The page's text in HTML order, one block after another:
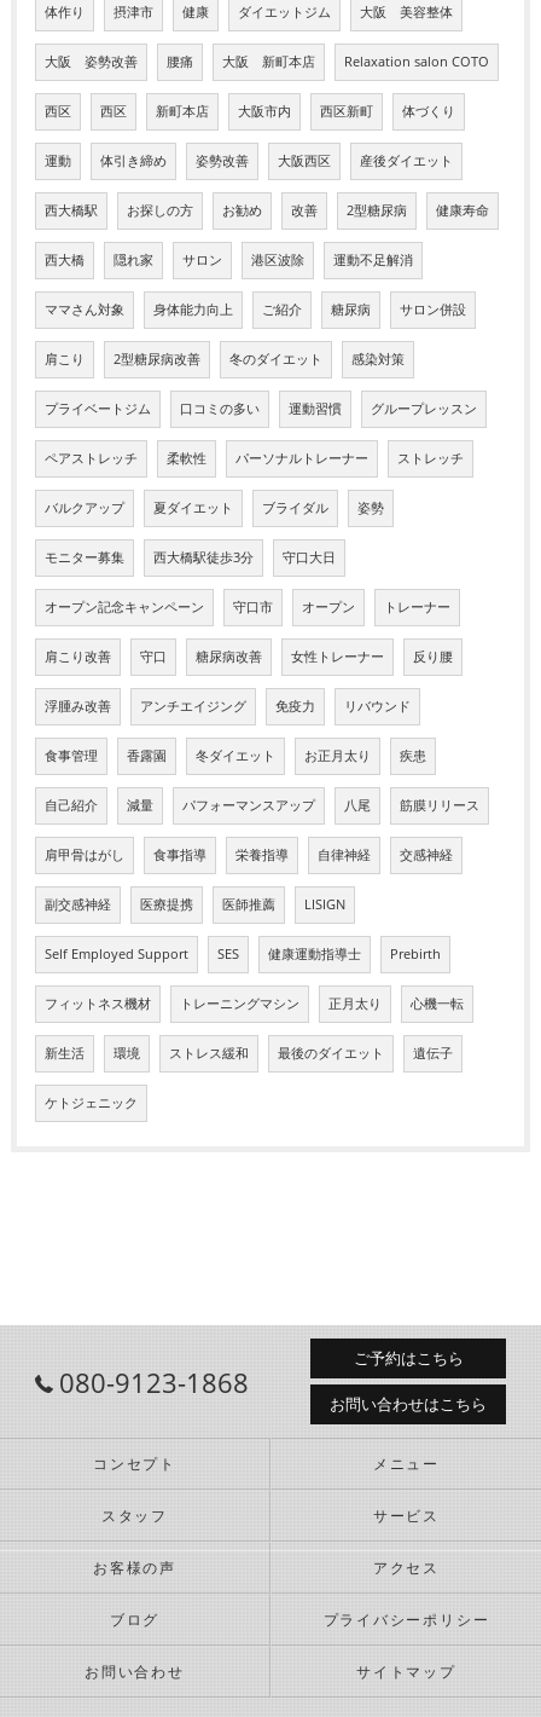
体作り 摂津市 健康 ダイエットジム 大阪 美容整体
大阪 姿勢改善 腰痛 大阪 新町本店 Relaxation salon COTO
西区 西区 新町本店 大阪市内 西区新町 体づくり
運動 体引き締め 姿勢改善 大阪西区 産後ダイエット
西大橋駅 お探しの方 お勧め 改善 2型糖尿病 健康寿命
西大橋 隠れ家 サロン 港区波除 運動不足解消
ママさん対象 身体能力向上 ご紹介 糖尿病 サロン併設
肩こり 2型糖尿病改善 冬のダイエット 感染対策
プライベートジム 口コミの多い 運動習慣 グループレッスン
ペアストレッチ 柔軟性 パーソナルトレーナー ストレッチ
バルクアップ 夏ダイエット ブライダル 姿勢
モニター募集 西大橋駅徒歩3分 守口大日
オープン記念キャンペーン 守口市 オープン トレーナー
肩こり改善 守口 糖尿病改善 女性トレーナー 反り腰
浮腫み改善 アンチエイジング 免疫力 リバウンド
食事管理 香露園 冬ダイエット お正月太り 疾患
自己紹介 減量 パフォーマンスアップ 八尾 筋膜リリース
肩甲骨はがし 食事指導 栄養指導 自律神経 交感神経
副交感神経 医療提携 医師推薦 LISIGN
Self Employed Support SES 健康運動指導士 Prebirth
フィットネス機材 トレーニングマシン 正月太り 心機一転
新生活 環境 ストレス緩和 最後のダイエット 遺伝子
ケトジェニック
080-9123-1868
ご予約はこちら
お問い合わせはこちら
コンセプト メニュー
スタッフ サービス
お客様の声 アクセス
ブログ プライバシーポリシー
お問い合わせ サイトマップ